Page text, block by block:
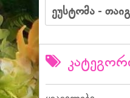
ეუსტომა -